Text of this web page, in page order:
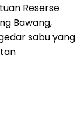
Reserse
Bawang,
sabu yang